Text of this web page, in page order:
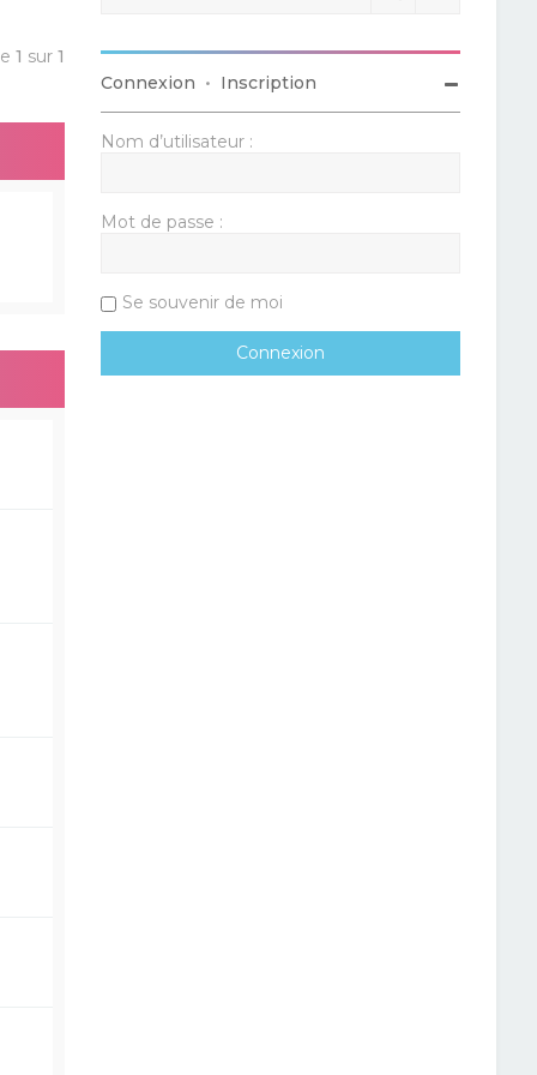
1 sur1
Connexion • Inscription
Nom d’utilisateur :
Mot de passe :
Se souvenir de moi